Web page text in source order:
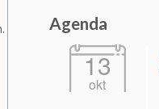
Agenda
13
okt